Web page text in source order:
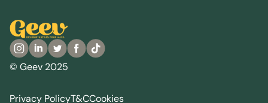
© Geev 2025
Privacy PolicyT&CCookies